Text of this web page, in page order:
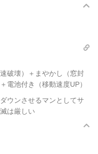
破壊）＋まやかし（窓封
電池付き（移動速度UP）
ウンさせるマンとしてサ
は厳しい